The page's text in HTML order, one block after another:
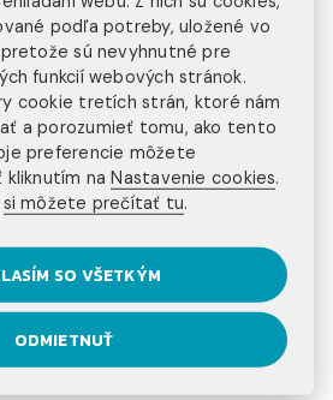
podklad pre víza na americkej
ambasáde získaš víza J1.
orientácia a odlet do
podľa potreby, uložené vo
sú nevyhnutné pre
funkcií webových stránok.
cookie tretích strán, ktoré nám
a porozumieť tomu, ako tento
preferencie môžete
kliknutím naNastavenie cookies.
si môžete prečítať tu.
SO VŠETKÝM
ODMIETNUŤ